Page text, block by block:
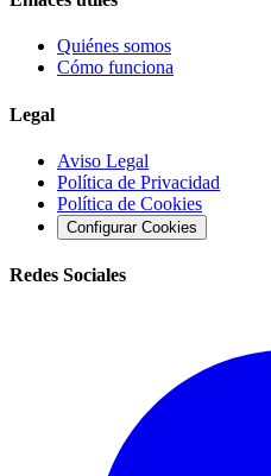
Quiénes somos
Cómo funciona
Legal
Aviso Legal
Política de Privacidad
Política de Cookies
Configurar Cookies
Redes Sociales